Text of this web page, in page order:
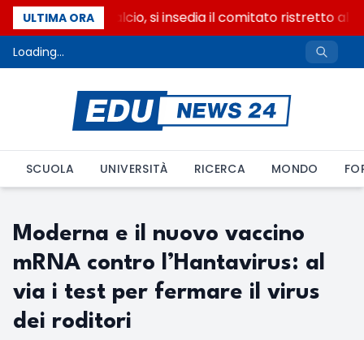
ULTIMA ORA
Riforma del calcio, si insedia il comitato ristretto al
Loading...
SCUOLA UNIVERSITÀ RICERCA MONDO
Moderna e il nuovo vaccino
mRNA contro l’Hantavirus: al
via i test per fermare il virus
dei roditori